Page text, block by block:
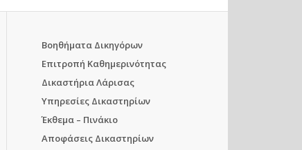
Βοηθήματα Δικηγόρων
Επιτροπή Καθημερινότητας
Δικαστήρια Λάρισας
Υπηρεσίες Δικαστηρίων
Έκθεμα – Πινάκιο
Αποφάσεις Δικαστηρίων